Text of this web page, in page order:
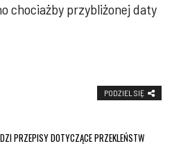
chociażby przybliżonej daty
PODZIEL SIĘ
PRZEPISY DOTYCZĄCE PRZEKLEŃSTW